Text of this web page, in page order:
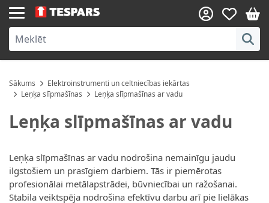
Skip to Content
Sākums
Elektroinstrumenti un celtniecības iekārtas
Leņķa slīpmašīnas
Leņķa slīpmašīnas ar vadu
Leņķa slīpmašīnas ar vadu
Leņķa slīpmašīnas ar vadu nodrošina nemainīgu jaudu
ilgstošiem un prasīgiem darbiem. Tās ir piemērotas
profesionālai metālapstrādei, būvniecībai un ražošanai.
Stabila veiktspēja nodrošina efektīvu darbu arī pie lielākas